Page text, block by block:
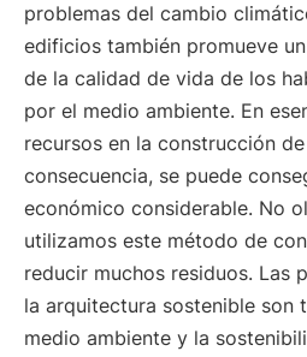
problemas del cambio
edificios también promueve
de la calidad de vida de los
por el medio ambiente. En
recursos en la construcción
consecuencia, se puede
económico considerable. No
utilizamos este método de
reducir muchos residuos. Las
la arquitectura sostenible son
medio ambiente y la